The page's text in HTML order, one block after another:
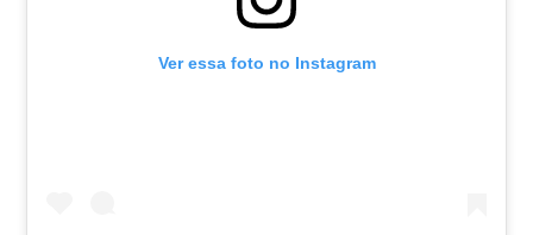
Ver essa foto no Instagram